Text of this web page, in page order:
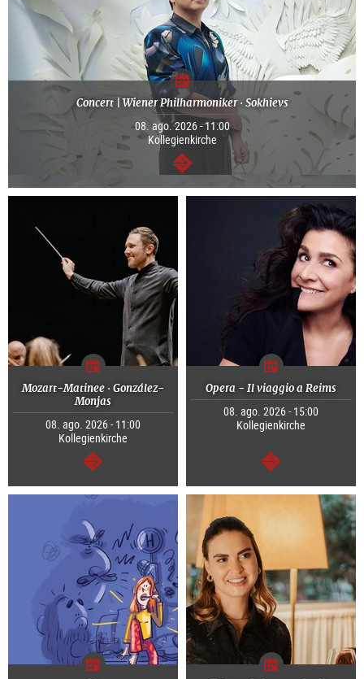
Concert | Wiener Philharmoniker · Sokhievs
08. ago. 2026 - 11:00
Kollegienkirche
continuar
Mozart-Matinee · González-
Monjas
08. ago. 2026 - 11:00
Kollegienkirche
continuar
Opera - Il viaggio a Reims
08. ago. 2026 - 15:00
Kollegienkirche
continuar